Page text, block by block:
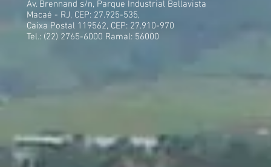
Av. Brennand s/n, Parque Industrial Bellavista
Macaé - RJ, CEP: 27.925-535,
Caixa Postal 119562, CEP: 27.910-970
Tel.: (22) 2765-6000 Ramal: 56000